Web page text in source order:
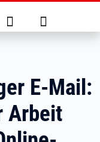
Suche Anmelden
E-Mail:
Arbeit